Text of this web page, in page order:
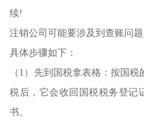
续!
注销公司可能要涉及到查账问
具体步骤如下：
（1）先到国税拿表格：按国
税后，它会收回国税税务登记
书。